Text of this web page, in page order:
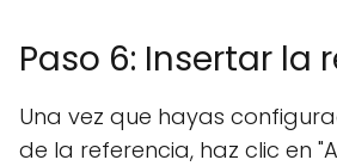
Paso 6: Insertar la
Una vez que hayas
de la referencia, haz clic en